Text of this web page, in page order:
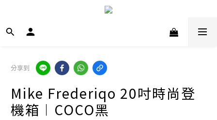
分享到
Mike Frederiqo 20吋時尚登
機箱︱COCO黑